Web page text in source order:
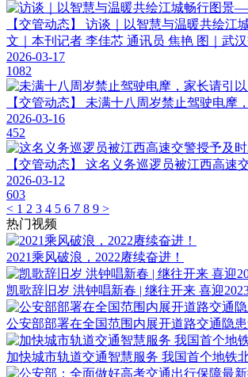
【交管动态】
访谈｜以智慧与温暖共绘江
文｜本刊记者 李佳芯 通讯员 焦艳 图｜武
2026-03-17
1082
【交管动态】
未满十八周岁禁止驾驶电摩
2026-03-16
452
【交管动态】
这名义务巡逻员被江西高速
2026-03-12
603
< 1 2 3 4 5 6 7 8 9 >
热门视频
2021乘风破浪，2022赓续奋进！
凯歌辞旧岁 洪钟唱新春 | 继往开来 喜迎
公安部部署在全国范围内展开道路交通隐
加快城市轨道交通智慧服务 我国首个地铁